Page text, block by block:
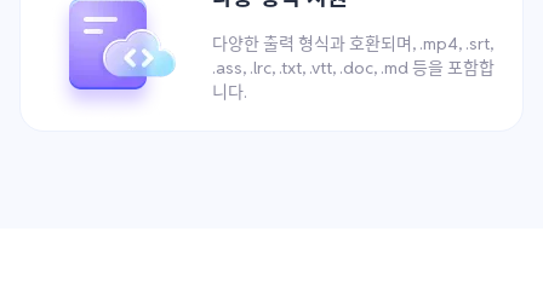
다양한 출력 형식과 호환되며, .mp4, .srt,
.ass, .lrc, .txt, .vtt, .doc, .md 등을 포함합
니다.